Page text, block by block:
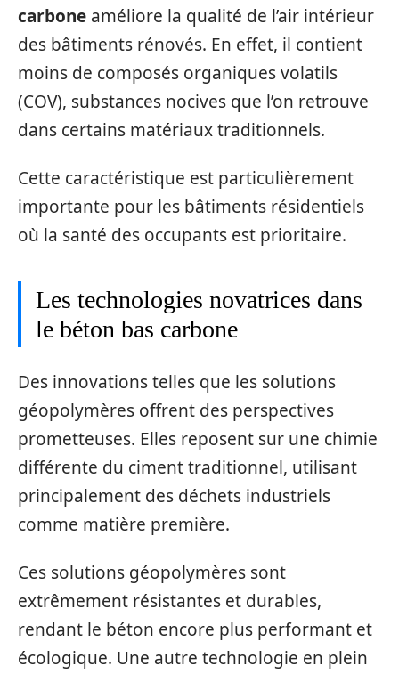
carbone améliore la qualité de l’air intérieur
des bâtiments rénovés. En effet, il contient
moins de composés organiques volatils
(COV), substances nocives que l’on retrouve
dans certains matériaux traditionnels.
Cette caractéristique est particulièrement
importante pour les bâtiments résidentiels
où la santé des occupants est prioritaire.
Les technologies novatrices dans
le béton bas carbone
Des innovations telles que les solutions
géopolymères offrent des perspectives
prometteuses. Elles reposent sur une chimie
différente du ciment traditionnel, utilisant
principalement des déchets industriels
comme matière première.
Ces solutions géopolymères sont
extrêmement résistantes et durables,
rendant le béton encore plus performant et
écologique. Une autre technologie en plein